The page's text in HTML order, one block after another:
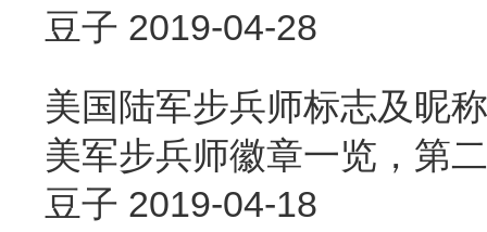
豆子 2019-04-28
美国陆军步兵师标志及昵
美军步兵师徽章一览，第
豆子 2019-04-18